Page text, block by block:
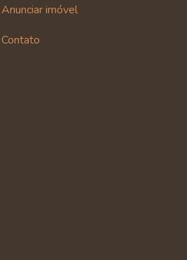
Anunciar imóvel
Contato